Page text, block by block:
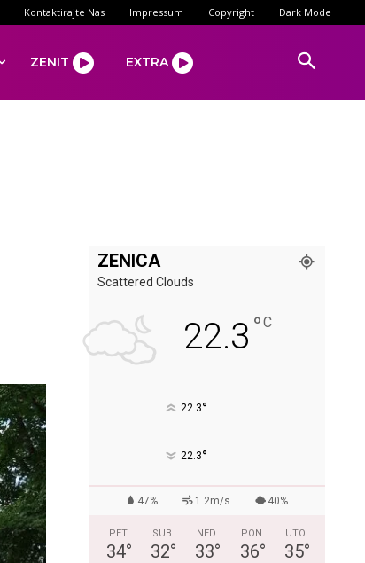
Kontaktirajte Nas Impressum Copyright Dark Mode
ZENIT EXTRA
ZENICA
Scattered Clouds
22.3 °C
22.3°
22.3°
47% 1.2m/s 40%
PET
34°
SUB
32°
NED
33°
PON
36°
UTO
35°